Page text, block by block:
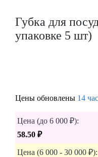
Губка для
упаковке 5 шт)
Цены обновлены 14
Цена (до 6 000 ₽):
58.50 ₽
Цена (6 000 - 30 000 ₽):